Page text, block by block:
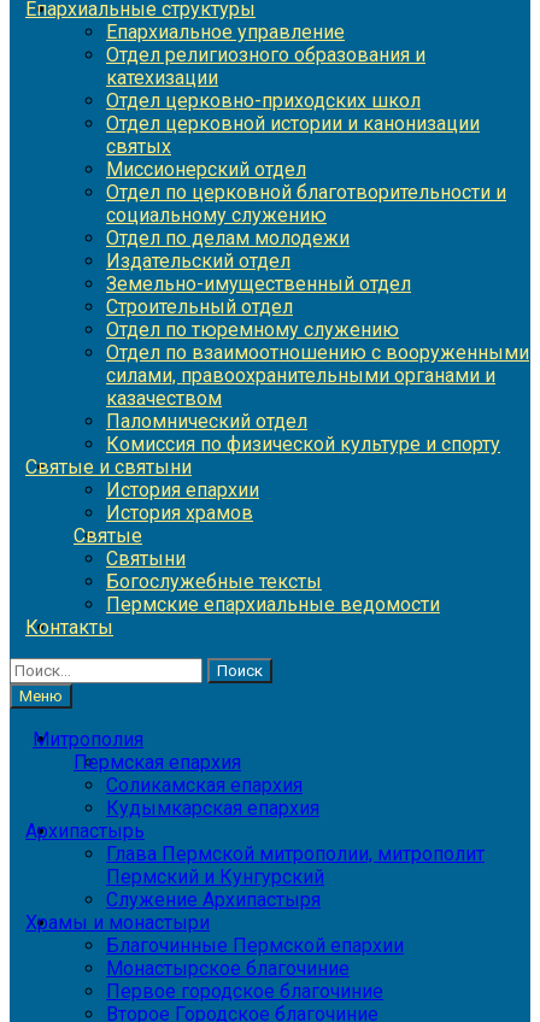
Епархиальные структуры
Епархиальное управление
Отдел религиозного образования и
катехизации
Отдел церковно-приходских школ
Отдел церковной истории и канонизации
святых
Миссионерский отдел
Отдел по церковной благотворительности и
социальному служению
Отдел по делам молодежи
Издательский отдел
Земельно-имущественный отдел
Строительный отдел
Отдел по тюремному служению
Отдел по взаимоотношению с вооруженными
силами, правоохранительными органами и
казачеством
Паломнический отдел
Комиссия по физической культуре и спорту
Святые и святыни
История епархии
История храмов
Святые
Святыни
Богослужебные тексты
Пермские епархиальные ведомости
Контакты
Найти:
Меню
Митрополия
Пермская епархия
Соликамская епархия
Кудымкарская епархия
Архипастырь
Глава Пермской митрополии, митрополит
Пермский и Кунгурский
Служение Архипастыря
Храмы и монастыри
Благочинные Пермской епархии
Монастырское благочиние
Первое городское благочиние
Второе Городское благочиние